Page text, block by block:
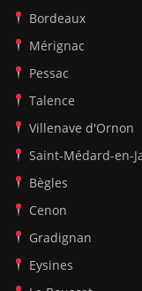
Bordeaux
Mérignac
Pessac
Talence
Villenave d'Ornon
Saint-Médard-en-
Bègles
Cenon
Gradignan
Eysines